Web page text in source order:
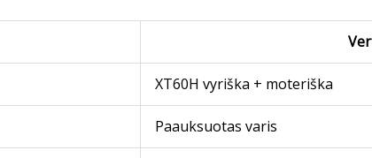
XT60H vyriška + moteriška
Paauksuotas varis